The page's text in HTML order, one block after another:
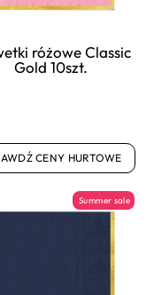
różowe Classic
Gold 10szt.
CENY HURTOWE
Summer sale